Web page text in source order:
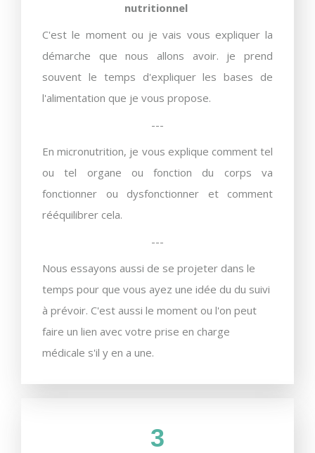
nutritionnel
C'est le moment ou je vais vous expliquer la
démarche que nous allons avoir. je prend
souvent le temps d'expliquer les bases de
l'alimentation que je vous propose.
---
En micronutrition, je vous explique comment tel
ou tel organe ou fonction du corps va
fonctionner ou dysfonctionner et comment
rééquilibrer cela.
---
Nous essayons aussi de se projeter dans le
temps pour que vous ayez une idée du du suivi
à prévoir. C'est aussi le moment ou l'on peut
faire un lien avec votre prise en charge
médicale s'il y en a une.
3